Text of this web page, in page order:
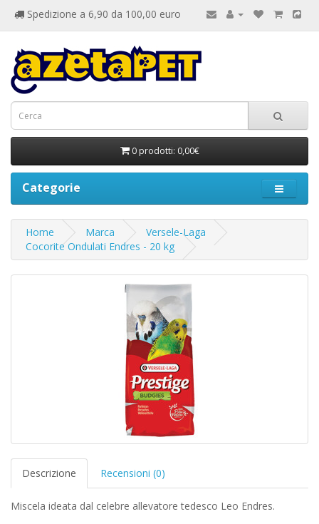
Spedizione a 6,90 da 100,00 euro
0 prodotti: 0,00€
Categorie
Home Marca
Versele-Laga
Cocorite Ondulati Endres - 20 kg
Descrizione Recensioni (0)
Miscela ideata dal celebre allevatore tedesco Leo Endres.